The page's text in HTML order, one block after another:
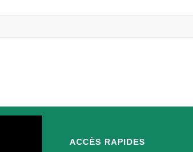
ACCÈS RAPIDES